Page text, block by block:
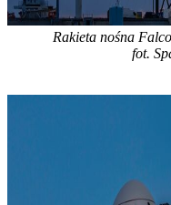
Rakieta nośna
fot.